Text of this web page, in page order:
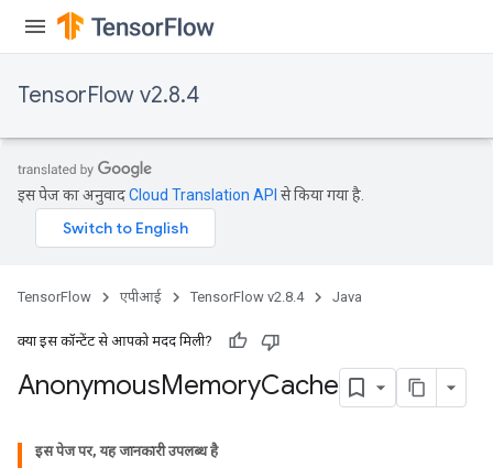
TensorFlow v2.8.4
इस पेज का अनुवादCloud Translation API से किया गया है.
TensorFlow एपीआई TensorFlow v2.8.4 Java
क्या इस कॉन्टेंट से आपको मदद मिली?
AnonymousMemoryCache
इस पेज पर, यह जानकारी उपलब्ध है